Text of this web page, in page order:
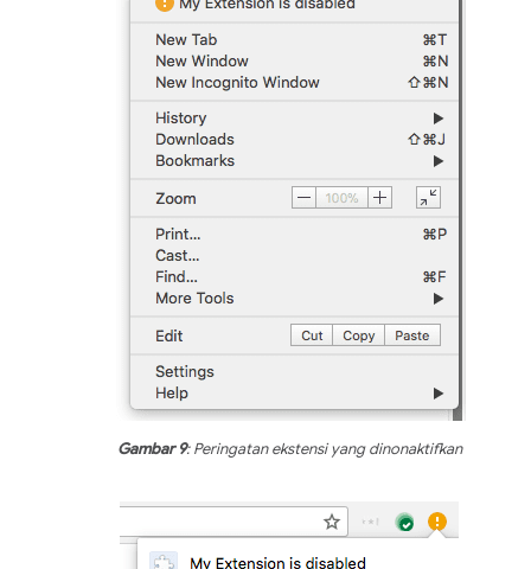
Gambar 9: Peringatan ekstensi yang dinonaktifkan